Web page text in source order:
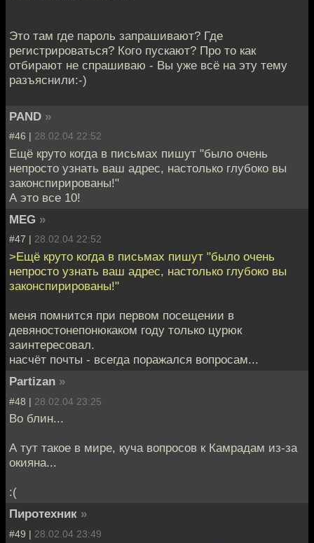
Это там где пароль запрашивают? Где
регистрироваться? Кого пускают? Про то как
отбирают не спрашиваю - Вы уже всё на эту тему
разъяснили:-)
PAND »
#46 | 28.02.04 22:52
Ещё круто когда в письмах пишут "было очень
непросто узнать ваш адрес, настолько глубоко вы
законспирированы!"
А это все 10!
MEG »
#47 | 28.02.04 22:52
>Ещё круто когда в письмах пишут "было очень
непросто узнать ваш адрес, настолько глубоко вы
законспирированы!"
меня помнится при первом посещении в
девяностонепонюкаком году только цурюк
заинтересовал.
насчёт почты - всегда поражался вопросам...
Partizan »
#48 | 28.02.04 23:25
Во блин...
А тут такое в мире, куча вопросов к Камрадам из-за
окияна...
:(
Пиротехник »
#49 | 28.02.04 23:49